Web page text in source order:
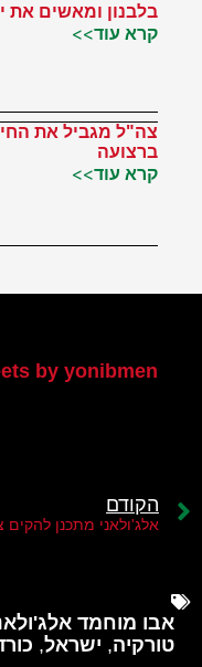
בלבנון ומאשים את
קרא עוד>>
צה"ל מגביל את
ברצועה
קרא עוד>>
by yonibmen
הקודם
אבו מוחמד
טורקיה, ישראל,